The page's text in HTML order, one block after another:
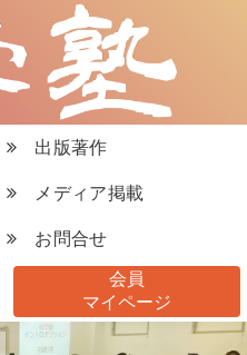
出版著作
メディア掲載
お問合せ
会員
マイページ